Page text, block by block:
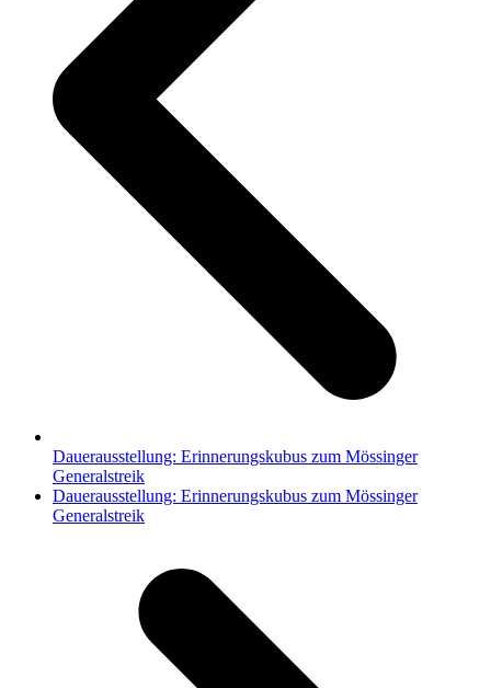
Dauerausstellung: Erinnerungskubus zum Mössinger
Generalstreik
Nächster
Beitrag:
Dauerausstellung: Erinnerungskubus zum Mössinger
Generalstreik